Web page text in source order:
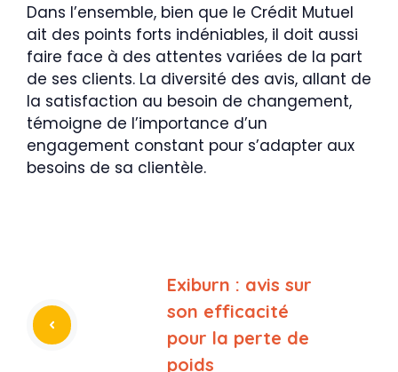
Dans l’ensemble, bien que le Crédit Mutuel
ait des points forts indéniables, il doit aussi
faire face à des attentes variées de la part
de ses clients. La diversité des avis, allant de
la satisfaction au besoin de changement,
témoigne de l’importance d’un
engagement constant pour s’adapter aux
besoins de sa clientèle.
Exiburn : avis sur
son efficacité
pour la perte de
poids